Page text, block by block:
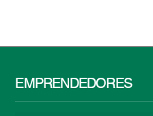
EMPRENDEDORES